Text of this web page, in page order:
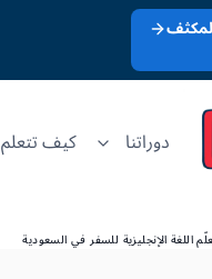
دوراتنا كيف تتعلم
اللغة الإنجليزية للسفر في السعودية